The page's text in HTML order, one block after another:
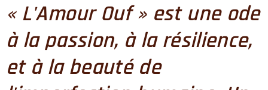
« L'Amour Ouf » est une ode
à la passion, à la résilience,
et à la beauté de